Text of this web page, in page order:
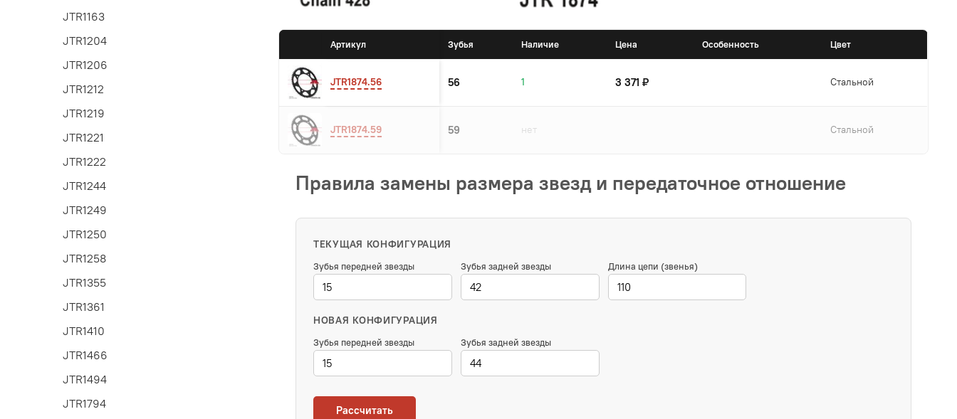
Артикул Зубья Наличие Цена Особенность Цвет
JTR1874.56 56 1 3 371 ₽ Стальной
JTR1874.59 59 нет Стальной
Правила замены размера звезд и передаточное отношение
ТЕКУЩАЯ КОНФИГУРАЦИЯ
Зубья передней звезды Зубья задней звезды Длина цепи (звенья)
НОВАЯ КОНФИГУРАЦИЯ
Зубья передней звезды Зубья задней звезды
Рассчитать
JTR1163
JTR1204
JTR1206
JTR1212
JTR1219
JTR1221
JTR1222
JTR1244
JTR1249
JTR1250
JTR1258
JTR1355
JTR1361
JTR1410
JTR1466
JTR1494
JTR1794